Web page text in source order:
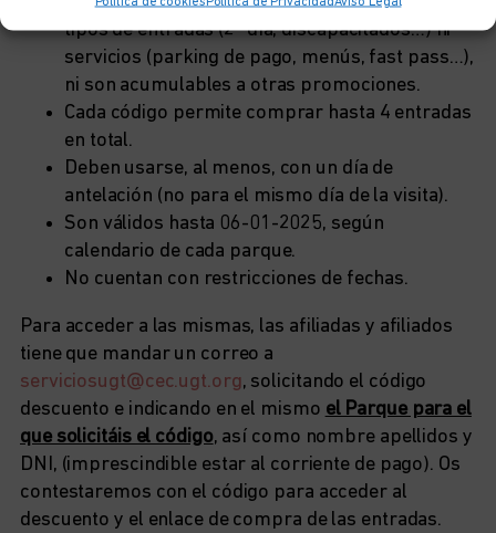
tipos de entradas (2º día, discapacitados…) ni
servicios (parking de pago, menús, fast pass…),
ni son acumulables a otras promociones.
Cada código permite comprar hasta 4 entradas
en total.
Deben usarse, al menos, con un día de
antelación (no para el mismo día de la visita).
Son válidos hasta 06-01-2025, según
calendario de cada parque.
No cuentan con restricciones de fechas.
Para acceder a las mismas, las afiliadas y afiliados
tiene que mandar un correo a
serviciosugt@cec.ugt.org, solicitando el código
descuento e indicando en el mismo el Parque para el
que solicitáis el código, así como nombre apellidos y
DNI, (imprescindible estar al corriente de pago). Os
contestaremos con el código para acceder al
descuento y el enlace de compra de las entradas.